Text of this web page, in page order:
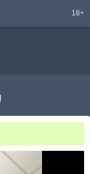
18+